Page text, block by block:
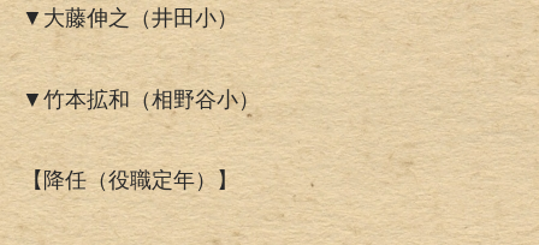
▼大藤伸之（井田小）
▼竹本拡和（相野谷小）
【降任（役職定年）】